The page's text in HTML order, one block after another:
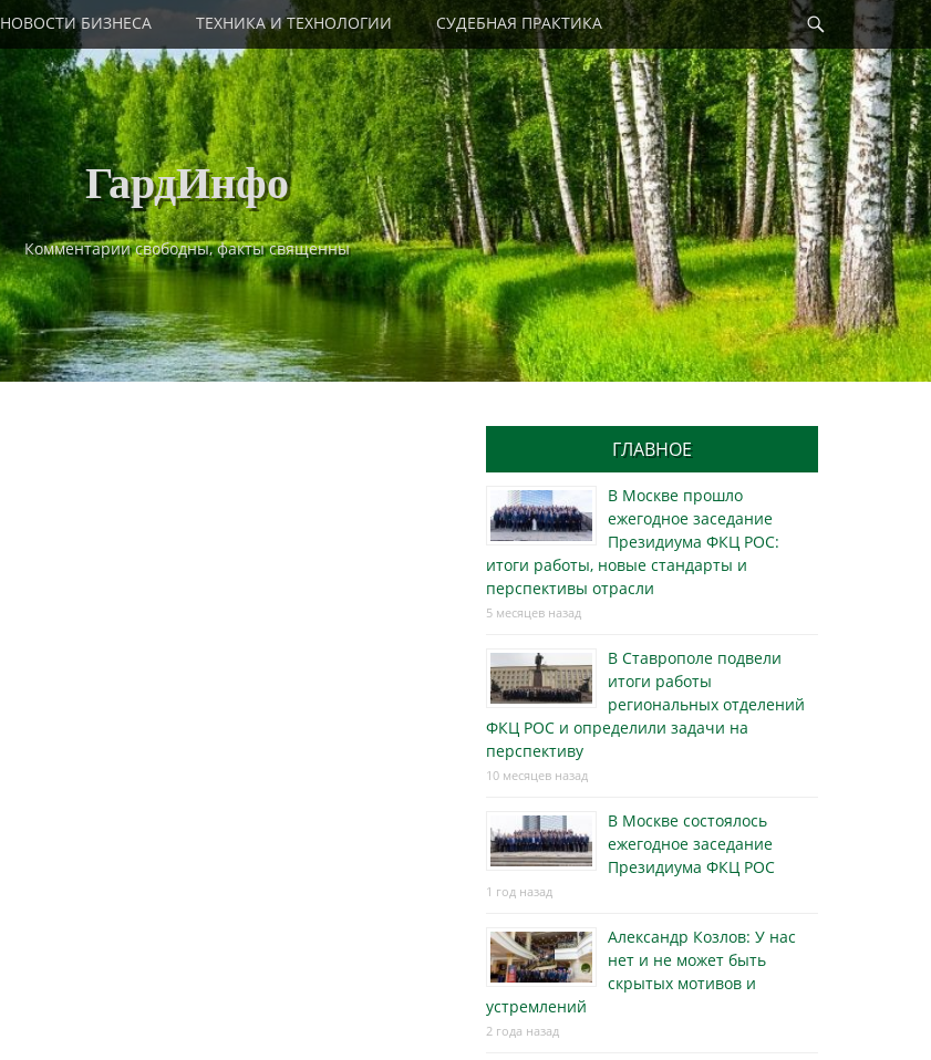
НОВОСТИ БИЗНЕСА ТЕХНИКА И ТЕХНОЛОГИИ СУДЕБНАЯ ПРАКТИКА
Найти
ГардИнфо
Комментарии свободны, факты священны
ГЛАВНОЕ
В Москве прошло
ежегодное заседание
Президиума ФКЦ РОС:
итоги работы, новые стандарты и
перспективы отрасли
5 месяцев назад
В Ставрополе подвели
итоги работы
региональных отделений
ФКЦ РОС и определили задачи на
перспективу
10 месяцев назад
В Москве состоялось
ежегодное заседание
Президиума ФКЦ РОС
1 год назад
Александр Козлов: У нас
нет и не может быть
скрытых мотивов и
устремлений
2 года назад